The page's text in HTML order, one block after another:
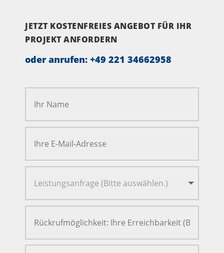
JETZT KOSTENFREIES ANGEBOT FÜR IHR
PROJEKT ANFORDERN
oder anrufen: +49 221 34662958